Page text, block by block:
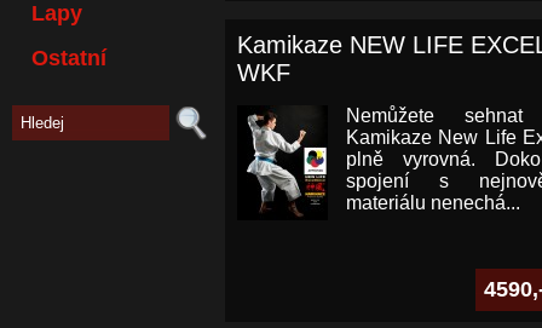
Lapy
Ostatní
Kamikaze NEW LIFE
WKF
Nemůžete
Kamikaze New Life
plně vyrovná.
spojení s
materiálu nenechá...